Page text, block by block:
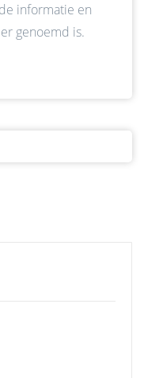
informatie en
genoemd is.